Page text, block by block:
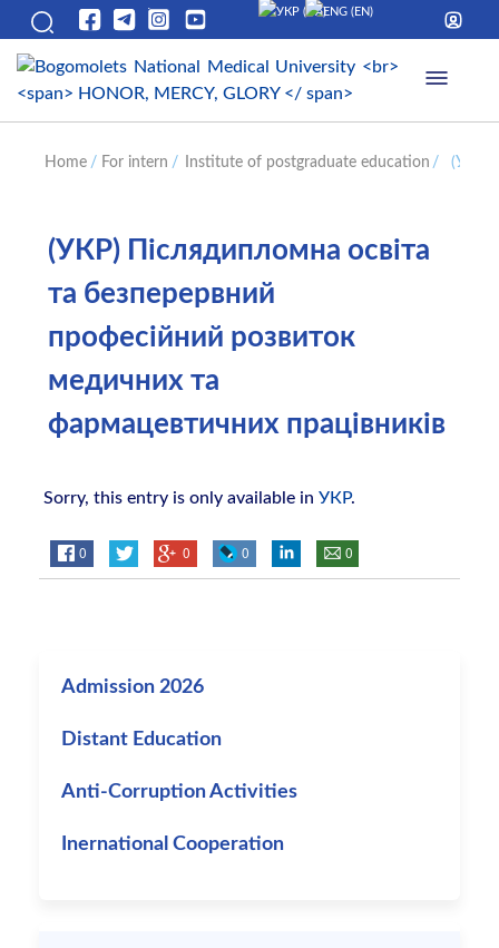
Home / For intern / Institute of postgraduate education / (УКР)
(УКР) Післядипломна освіта
та безперервний
професійний розвиток
медичних та
фармацевтичних працівників
Sorry, this entry is only available inУКР.
0 0 0 0
Admission 2026
Distant Education
Anti-Corruption Activities
Inernational Cooperation